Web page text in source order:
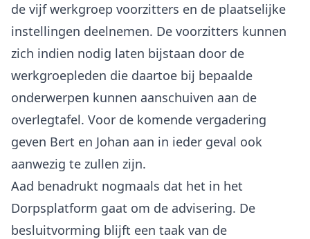
de vijf werkgroep voorzitters en de plaatselijke
instellingen deelnemen. De voorzitters kunnen
zich indien nodig laten bijstaan door de
werkgroepleden die daartoe bij bepaalde
onderwerpen kunnen aanschuiven aan de
overlegtafel. Voor de komende vergadering
geven Bert en Johan aan in ieder geval ook
aanwezig te zullen zijn.
Aad benadrukt nogmaals dat het in het
Dorpsplatform gaat om de advisering. De
besluitvorming blijft een taak van de